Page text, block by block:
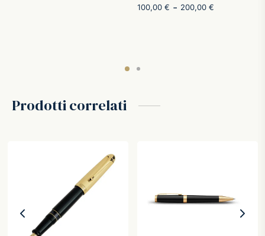
100,00 € - 200,00 €
Prodotti correlati